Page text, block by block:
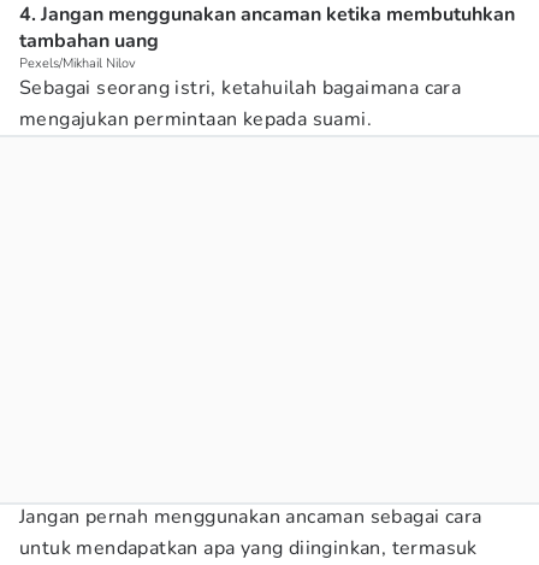
4. Jangan menggunakan ancaman ketika membutuhkan
tambahan uang
Pexels/Mikhail Nilov
Sebagai seorang istri, ketahuilah bagaimana cara
mengajukan permintaan kepada suami.
Jangan pernah menggunakan ancaman sebagai cara
untuk mendapatkan apa yang diinginkan, termasuk